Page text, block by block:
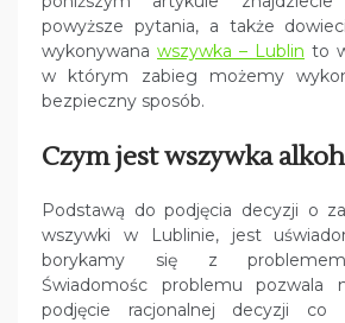
powyższe pytania, a także
wykonywana wszywka – Lublin to
w którym zabieg możemy
bezpieczny sposób.
Czym jest wszywka
Podstawą do podjęcia decyzji o
wszywki w Lublinie, jest
borykamy się z problemem
Świadomośc problemu pozwala
podjęcie racjonalnej decyzji